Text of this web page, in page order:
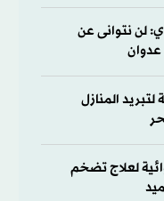
لن نتوانى عن
عدوان
المنازل
لعلاج تضخم